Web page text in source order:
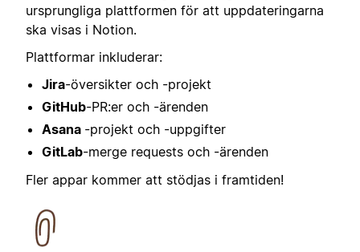
ursprungliga plattformen för att uppdateringarna
ska visas i Notion.
Plattformar inkluderar:
Jira-översikter och -projekt
GitHub-PR:er och -ärenden
Asana -projekt och -uppgifter
GitLab-merge requests och -ärenden
Fler appar kommer att stödjas i framtiden!